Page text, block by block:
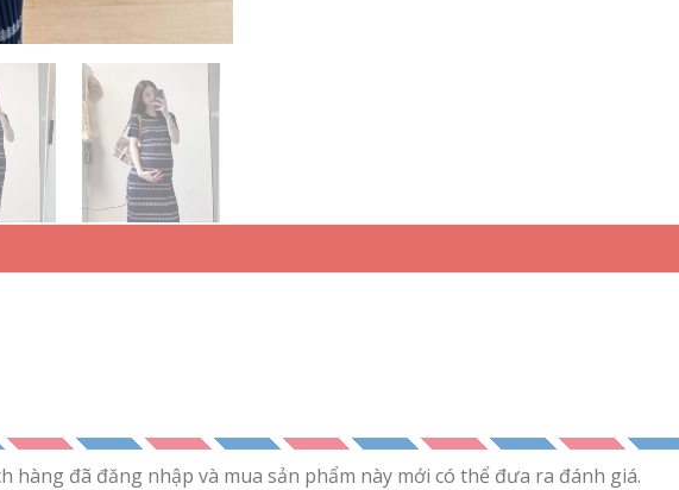
hàng đã đăng nhập và mua sản phẩm này mới có thể đưa ra đánh giá.